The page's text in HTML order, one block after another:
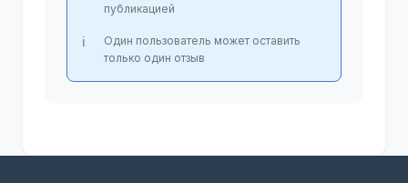
публикацией
Один пользователь может оставить
только один отзыв